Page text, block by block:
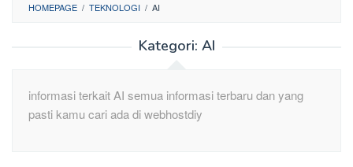
HOMEPAGE / TEKNOLOGI / AI
Kategori: AI
informasi terkait AI semua informasi terbaru dan yang
pasti kamu cari ada di webhostdiy